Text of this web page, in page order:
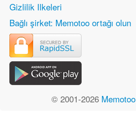
Gizlilik Ilkeleri
Bağlı şirket: Memotoo ortağı olun
© 2001-2026 Memotoo